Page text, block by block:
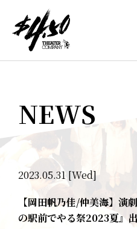
NEWS
2023.05.31 [Wed]
【岡田帆乃佳/仲美海】演
の駅前でやる祭2023夏』